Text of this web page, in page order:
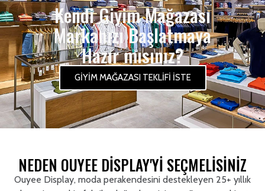
Kendi Giyim Mağazası
Markanızı Başlatmaya
Hazır mısınız?
GİYİM MAĞAZASI TEKLİFİ İSTE
NEDEN OUYEE DISPLAY'YI SEÇMELISINIZ
Ouyee Display, moda perakendesini destekleyen 25+ yıllık